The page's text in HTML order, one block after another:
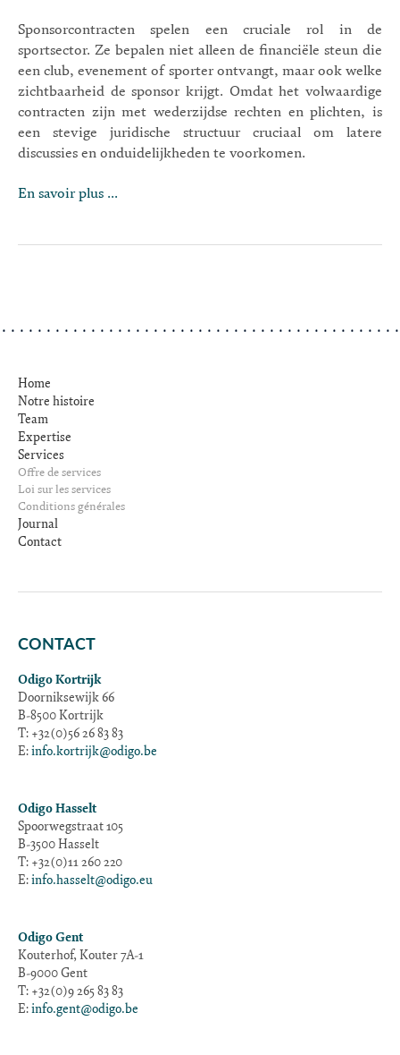
Sponsorcontracten spelen een cruciale rol in de
sportsector. Ze bepalen niet alleen de financiële steun die
een club, evenement of sporter ontvangt, maar ook welke
zichtbaarheid de sponsor krijgt. Omdat het volwaardige
contracten zijn met wederzijdse rechten en plichten, is
een stevige juridische structuur cruciaal om latere
discussies en onduidelijkheden te voorkomen.
En savoir plus ...
Home
Notre histoire
Team
Expertise
Services
Offre de services
Loi sur les services
Conditions générales
Journal
Contact
CONTACT
Odigo Kortrijk
Doorniksewijk 66
B-8500 Kortrijk
T: +32(0)56 26 83 83
E: info.kortrijk@odigo.be
Odigo Hasselt
Spoorwegstraat 105
B-3500 Hasselt
T: +32(0)11 260 220
E: info.hasselt@odigo.eu
Odigo Gent
Kouterhof, Kouter 7A-1
B-9000 Gent
T: +32(0)9 265 83 83
E: info.gent@odigo.be